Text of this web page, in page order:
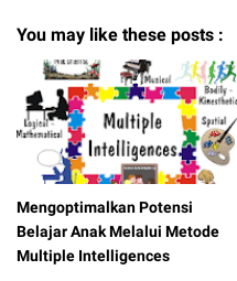
You may like these posts :
Mengoptimalkan Potensi
Belajar Anak Melalui Metode
Multiple Intelligences